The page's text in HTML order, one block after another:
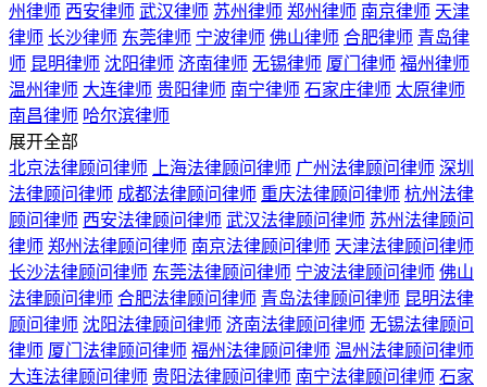
州律师 西安律师 武汉律师 苏州律师 郑州律师 南京律师 天津
律师 长沙律师 东莞律师 宁波律师 佛山律师 合肥律师 青岛律
师 昆明律师 沈阳律师 济南律师 无锡律师 厦门律师 福州律师
温州律师 大连律师 贵阳律师 南宁律师 石家庄律师 太原律师
南昌律师 哈尔滨律师
展开全部
北京法律顾问律师
上海法律顾问律师 广州法律顾问律师 深圳
法律顾问律师 成都法律顾问律师 重庆法律顾问律师 杭州法律
顾问律师 西安法律顾问律师 武汉法律顾问律师 苏州法律顾问
律师 郑州法律顾问律师 南京法律顾问律师 天津法律顾问律师
长沙法律顾问律师 东莞法律顾问律师 宁波法律顾问律师 佛山
法律顾问律师 合肥法律顾问律师 青岛法律顾问律师 昆明法律
顾问律师 沈阳法律顾问律师 济南法律顾问律师 无锡法律顾问
律师 厦门法律顾问律师 福州法律顾问律师 温州法律顾问律师
大连法律顾问律师 贵阳法律顾问律师 南宁法律顾问律师 石家